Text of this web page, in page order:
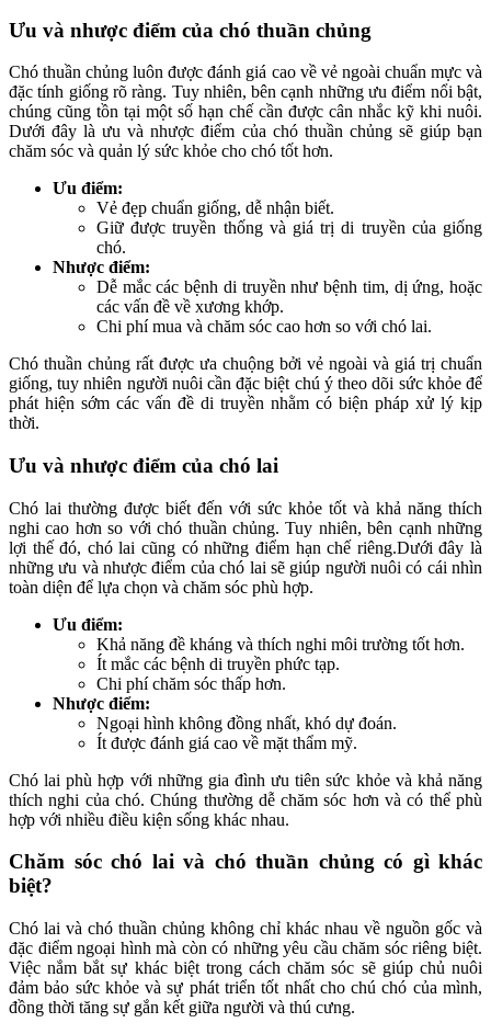
Ưu và nhược điểm của chó thuần chủng
Chó thuần chủng luôn được đánh giá cao về vẻ ngoài chuẩn mực và
đặc tính giống rõ ràng. Tuy nhiên, bên cạnh những ưu điểm nổi bật,
chúng cũng tồn tại một số hạn chế cần được cân nhắc kỹ khi nuôi.
Dưới đây là ưu và nhược điểm của chó thuần chủng sẽ giúp bạn
chăm sóc và quản lý sức khỏe cho chó tốt hơn.
Ưu điểm:
Vẻ đẹp chuẩn giống, dễ nhận biết.
Giữ được truyền thống và giá trị di truyền của giống
chó.
Nhược điểm:
Dễ mắc các bệnh di truyền như bệnh tim, dị ứng, hoặc
các vấn đề về xương khớp.
Chi phí mua và chăm sóc cao hơn so với chó lai.
Chó thuần chủng rất được ưa chuộng bởi vẻ ngoài và giá trị chuẩn
giống, tuy nhiên người nuôi cần đặc biệt chú ý theo dõi sức khỏe để
phát hiện sớm các vấn đề di truyền nhằm có biện pháp xử lý kịp
thời.
Ưu và nhược điểm của chó lai
Chó lai thường được biết đến với sức khỏe tốt và khả năng thích
nghi cao hơn so với chó thuần chủng. Tuy nhiên, bên cạnh những
lợi thế đó, chó lai cũng có những điểm hạn chế riêng.Dưới đây là
những ưu và nhược điểm của chó lai sẽ giúp người nuôi có cái nhìn
toàn diện để lựa chọn và chăm sóc phù hợp.
Ưu điểm:
Khả năng đề kháng và thích nghi môi trường tốt hơn.
Ít mắc các bệnh di truyền phức tạp.
Chi phí chăm sóc thấp hơn.
Nhược điểm:
Ngoại hình không đồng nhất, khó dự đoán.
Ít được đánh giá cao về mặt thẩm mỹ.
Chó lai phù hợp với những gia đình ưu tiên sức khỏe và khả năng
thích nghi của chó. Chúng thường dễ chăm sóc hơn và có thể phù
hợp với nhiều điều kiện sống khác nhau.
Chăm sóc chó lai và chó thuần chủng có gì khác
biệt?
Chó lai và chó thuần chủng không chỉ khác nhau về nguồn gốc và
đặc điểm ngoại hình mà còn có những yêu cầu chăm sóc riêng biệt.
Việc nắm bắt sự khác biệt trong cách chăm sóc sẽ giúp chủ nuôi
đảm bảo sức khỏe và sự phát triển tốt nhất cho chú chó của mình,
đồng thời tăng sự gắn kết giữa người và thú cưng.